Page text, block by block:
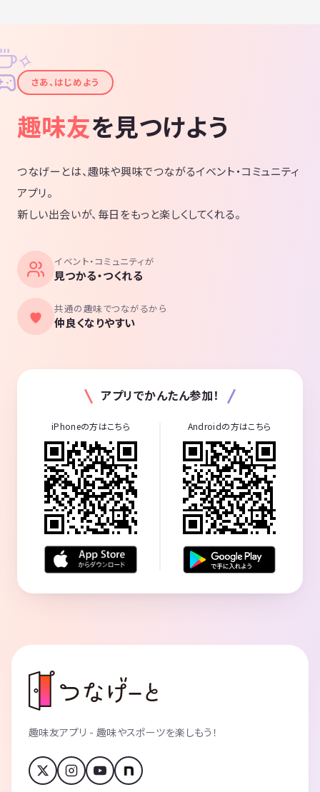
✦
✧
さあ、はじめよう
趣味友を見つけよう
つなげーとは、趣味や興味でつながるイベント・コミュニティ
アプリ。
新しい出会いが、毎日をもっと楽しくしてくれる。
イベント・コミュニティが
見つかる・つくれる
共通の趣味でつながるから
仲良くなりやすい
アプリでかんたん参加！
iPhoneの方はこちら Androidの方はこちら
趣味友アプリ - 趣味やスポーツを楽しもう！